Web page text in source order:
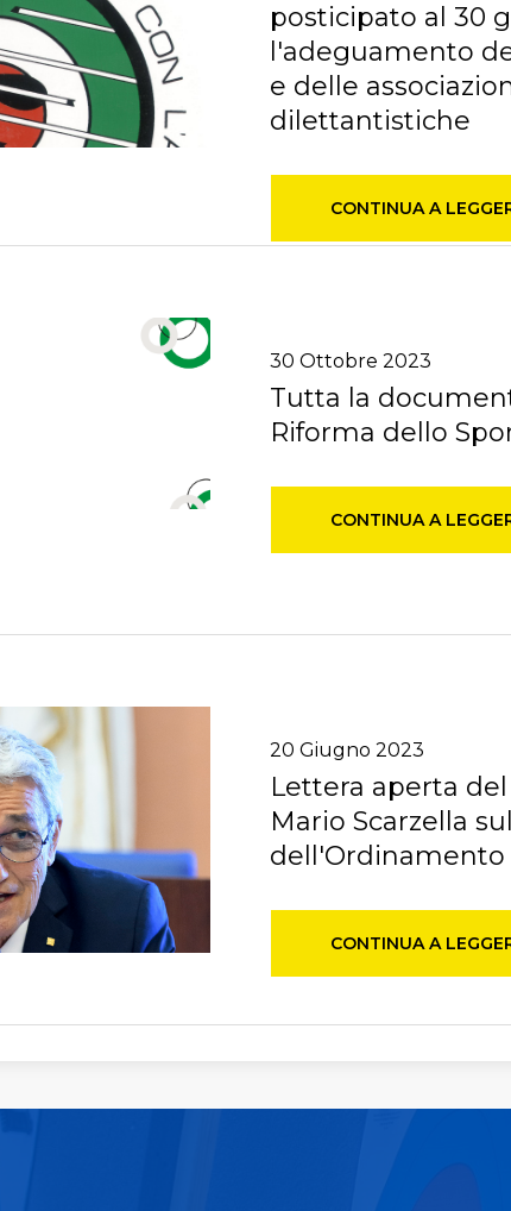
posticipato al 30
l'adeguamento
e delle
dilettantistiche
CONTINUA A
30 Ottobre 2023
Tutta la
Riforma dello
CONTINUA A
20 Giugno 2023
Lettera aperta
Mario Scarzella
dell'Ordinamento
CONTINUA A